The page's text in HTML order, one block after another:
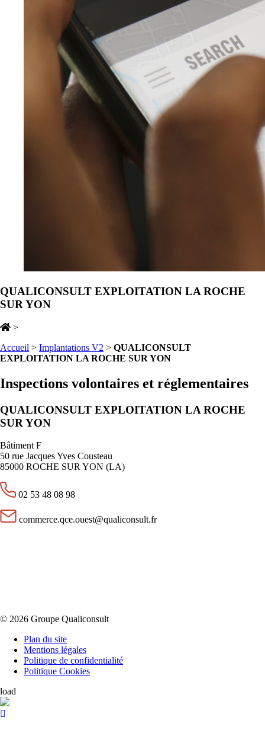
QUALICONSULT EXPLOITATION LA ROCHE
SUR YON
>
Accueil > Implantations V2 > QUALICONSULT
EXPLOITATION LA ROCHE SUR YON
Inspections volontaires et réglementaires
QUALICONSULT EXPLOITATION LA ROCHE
SUR YON
Bâtiment F
50 rue Jacques Yves Cousteau
85000 ROCHE SUR YON (LA)
02 53 48 08 98
commerce.qce.ouest@qualiconsult.fr
© 2026 Groupe Qualiconsult
Plan du site
Mentions légales
Politique de confidentialité
Politique Cookies
load